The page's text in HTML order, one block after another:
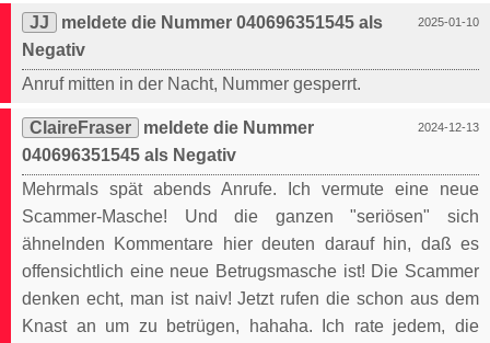
2025-01-10
JJ
meldete die Nummer 040696351545 als
Negativ
Anruf mitten in der Nacht, Nummer gesperrt.
2024-12-13
ClaireFraser
meldete die Nummer
040696351545 als Negativ
Mehrmals spät abends Anrufe. Ich vermute eine neue
Scammer-Masche! Und die ganzen "seriösen" sich
ähnelnden Kommentare hier deuten darauf hin, daß es
offensichtlich eine neue Betrugsmasche ist! Die Scammer
denken echt, man ist naiv! Jetzt rufen die schon aus dem
Knast an um zu betrügen, hahaha. Ich rate jedem, die